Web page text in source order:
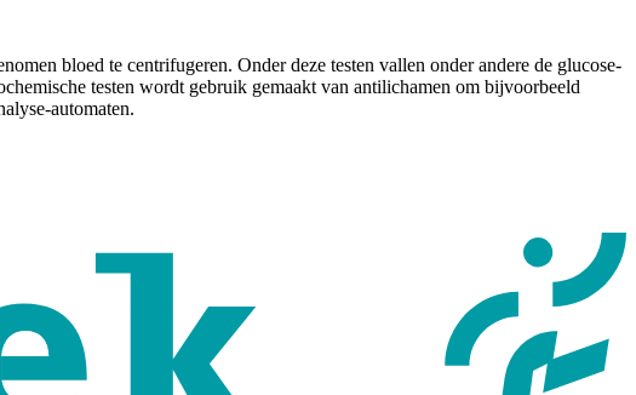
bloed te centrifugeren. Onder deze testen vallen onder andere de glucose-
testen wordt gebruik gemaakt van antilichamen om bijvoorbeeld
automaten.